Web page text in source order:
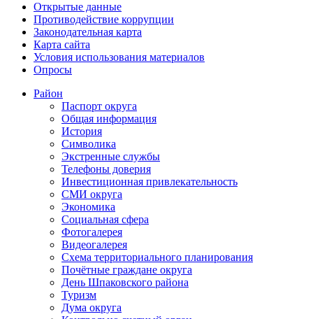
Открытые данные
Противодействие коррупции
Законодательная карта
Карта сайта
Условия использования материалов
Опросы
Район
Паспорт округа
Общая информация
История
Символика
Экстренные службы
Телефоны доверия
Инвестиционная привлекательность
СМИ округа
Экономика
Социальная сфера
Фотогалерея
Видеогалерея
Схема территориального планирования
Почётные граждане округа
День Шпаковского района
Туризм
Дума округа